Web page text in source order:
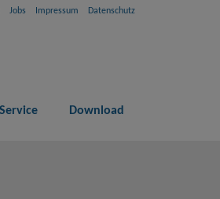
Jobs Impressum Datenschutz
Service Download